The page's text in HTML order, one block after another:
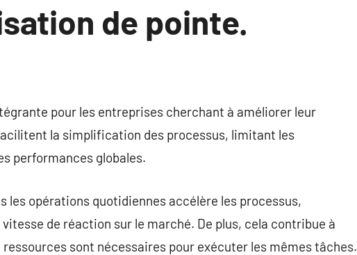
de pointe.
pour les entreprises cherchant à améliorer leur
la simplification des processus, limitant les
performances globales.
les opérations quotidiennes accélère les processus,
de réaction sur le marché. De plus, cela contribue à
sont nécessaires pour exécuter les mêmes tâches.